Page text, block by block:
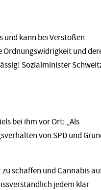
und kann bei Verstößen
Ordnungswidrigkeit und
Sozialminister
bei ihm vor Ort: „Als
von SPD und
schaffen und Cannabis
jedem klar